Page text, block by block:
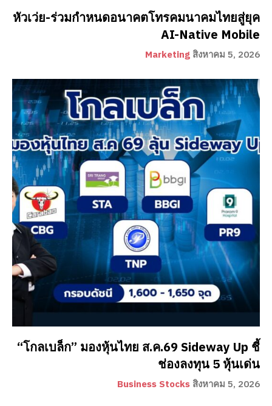
หัวเว่ย-ร่วมกำหนดอนาคตโทรคมนาคมไทยสู่ยุค
AI-Native Mobile
Marketing สิงหาคม 5, 2026
“โกลเบล็ก” มองหุ้นไทย ส.ค.69 Sideway Up ชี้
ช่องลงทุน 5 หุ้นเด่น
Business Stocks สิงหาคม 5, 2026